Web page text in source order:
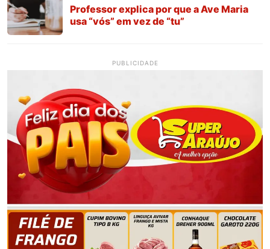
Professor explica por que a Ave Maria
usa “vós” em vez de “tu”
PUBLICIDADE